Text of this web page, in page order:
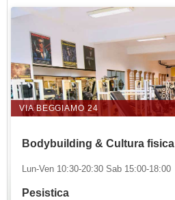
VIA BEGGIAMO 24
Bodybuilding & Cultura fisica
Lun-Ven 10:30-20:30 Sab 15:00-18:00
Pesistica